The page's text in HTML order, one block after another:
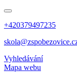
+420379497235
Vyhledávání
Mapa webu